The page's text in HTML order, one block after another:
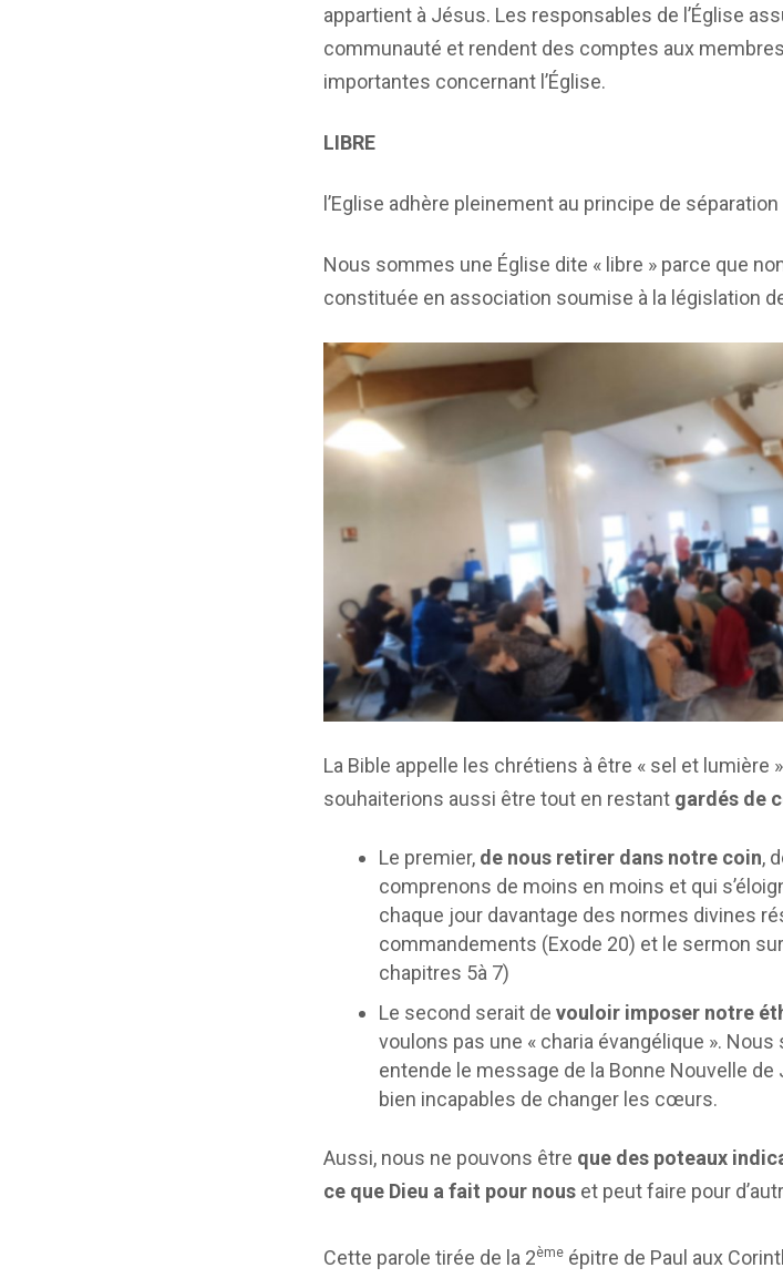
appartient à Jésus. Les responsables de l’Église
communauté et rendent des comptes aux
importantes concernant l’Église.
LIBRE
l’Eglise adhère pleinement au principe de séparation
Nous sommes une Église dite « libre » parce que
constituée en association soumise à la législation
La Bible appelle les chrétiens à être « sel et lumière
souhaiterions aussi être tout en restant gardés de
Le premier, de nous retirer dans notre coin,
comprenons de moins en moins et qui
chaque jour davantage des normes divines
commandements (Exode 20) et le sermon
chapitres 5à 7)
Le second serait de vouloir imposer notre
voulons pas une « charia évangélique ».
entende le message de la Bonne Nouvelle
bien incapables de changer les cœurs.
Aussi, nous ne pouvons être que des poteaux
ce que Dieu a fait pour nous et peut faire pour
Cette parole tirée de la 2ème épitre de Paul aux